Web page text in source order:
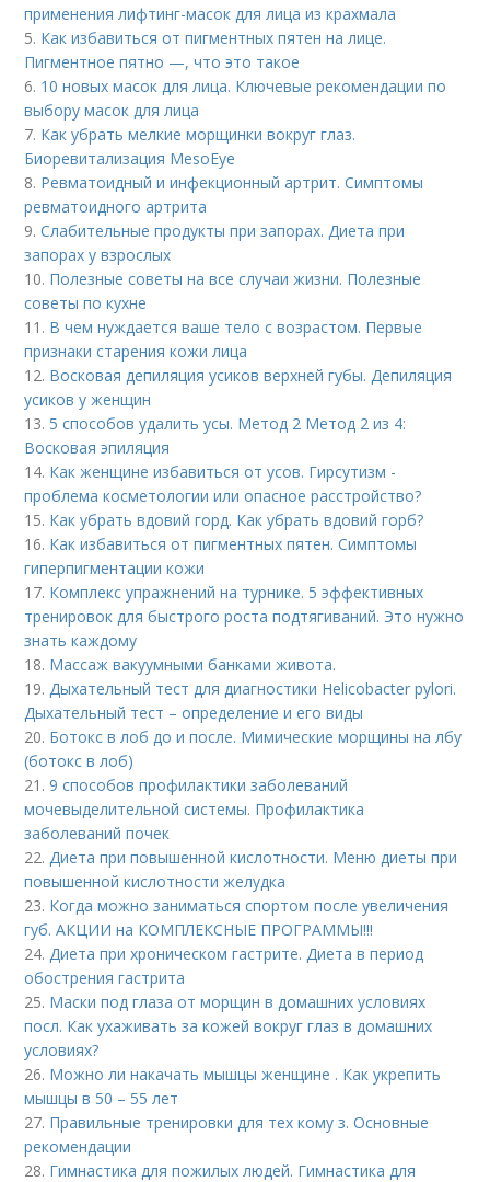
применения лифтинг-масок для лица из крахмала
5. Как избавиться от пигментных пятен на лице.
Пигментное пятно —, что это такое
6. 10 новых масок для лица. Ключевые рекомендации по
выбору масок для лица
7. Как убрать мелкие морщинки вокруг глаз.
Биоревитализация MesoEye
8. Ревматоидный и инфекционный артрит. Симптомы
ревматоидного артрита
9.Слабительные продукты при запорах. Диета при
запорах у взрослых
10. Полезные советы на все случаи жизни. Полезные
советы по кухне
11. В чем нуждается ваше тело с возрастом. Первые
признаки старения кожи лица
12. Восковая депиляция усиков верхней губы. Депиляция
усиков у женщин
13. 5 способов удалить усы. Метод 2 Метод 2 из 4:
Восковая эпиляция
14. Как женщине избавиться от усов. Гирсутизм -
проблема косметологии или опасное расстройство?
15. Как убрать вдовий горд. Как убрать вдовий горб?
16. Как избавиться от пигментных пятен. Симптомы
гиперпигментации кожи
17. Комплекс упражнений на турнике. 5 эффективных
тренировок для быстрого роста подтягиваний. Это нужно
знать каждому
18. Массаж вакуумными банками живота.
19. Дыхательный тест для диагностики Helicobacter pylori.
Дыхательный тест – определение и его виды
20. Ботокс в лоб до и после. Мимические морщины на лбу
(ботокс в лоб)
21.9 способов профилактики заболеваний
мочевыделительной системы. Профилактика
заболеваний почек
22. Диета при повышенной кислотности. Меню диеты при
повышенной кислотности желудка
23. Когда можно заниматься спортом после увеличения
губ. АКЦИИ на КОМПЛЕКСНЫЕ ПРОГРАММЫ!!!
24. Диета при хроническом гастрите. Диета в период
обострения гастрита
25. Маски под глаза от морщин в домашних условиях
посл. Как ухаживать за кожей вокруг глаз в домашних
условиях?
26. Можно ли накачать мышцы женщине . Как укрепить
мышцы в 50 – 55 лет
27. Правильные тренировки для тех кому з. Основные
рекомендации
28. Гимнастика для пожилых людей. Гимнастика для